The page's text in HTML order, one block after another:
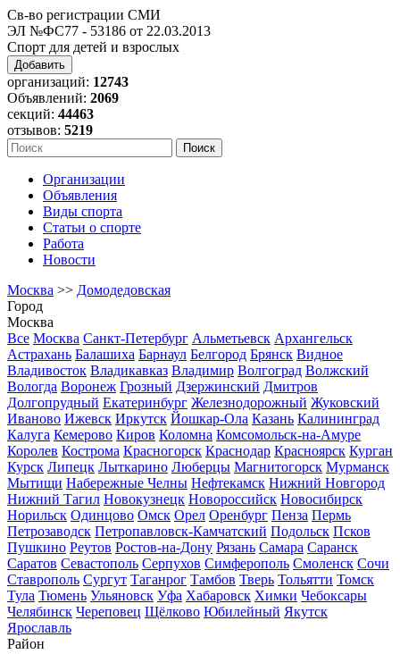
Св-во регистрации СМИ
ЭЛ №ФС77 - 53186 от 22.03.2013
Спорт для детей и взрослых
Добавить
организаций: 12743
Объявлений: 2069
секций: 44463
отзывов: 5219
Организации
Объявления
Виды спорта
Статьи о спорте
Работа
Новости
Москва >> Домодедовская
Город
Москва
Все Москва Санкт-Петербург Альметьевск Архангельск
Астрахань Балашиха Барнаул Белгород Брянск Видное
Владивосток Владикавказ Владимир Волгоград Волжский
Вологда Воронеж Грозный Дзержинский Дмитров
Долгопрудный Екатеринбург Железнодорожный Жуковский
Иваново Ижевск Иркутск Йошкар-Ола Казань Калининград
Калуга Кемерово Киров Коломна Комсомольск-на-Амуре
Королев Кострома Красногорск Краснодар Красноярск Курган
Курск Липецк Лыткарино Люберцы Магнитогорск Мурманск
Мытищи Набережные Челны Нефтекамск Нижний Новгород
Нижний Тагил Новокузнецк Новороссийск Новосибирск
Норильск Одинцово Омск Орел Оренбург Пенза Пермь
Петрозаводск Петропавловск-Камчатский Подольск Псков
Пушкино Реутов Ростов-на-Дону Рязань Самара Саранск
Саратов Севастополь Серпухов Симферополь Смоленск Сочи
Ставрополь Сургут Таганрог Тамбов Тверь Тольятти Томск
Тула Тюмень Ульяновск Уфа Хабаровск Химки Чебоксары
Челябинск Череповец Щёлково Юбилейный Якутск
Ярославль
Район